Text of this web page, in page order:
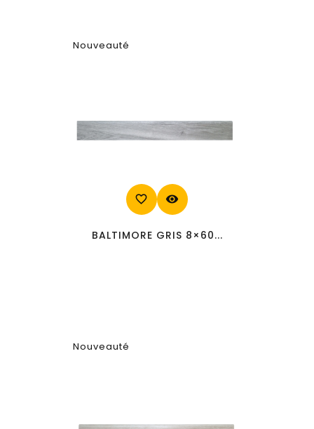
Nouveauté
favorite_border visibility
BALTIMORE GRIS 8×60...
Nouveauté